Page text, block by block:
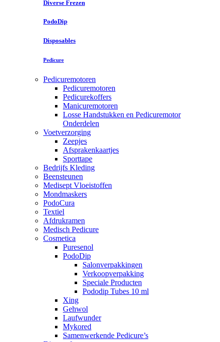
Diverse Frezen
PodoDip
Disposables
Pedicure
Pedicuremotoren
Pedicuremotoren
Pedicurekoffers
Manicuremotoren
Losse Handstukken en Pedicuremotor
Onderdelen
Voetverzorging
Zeepjes
Afsprakenkaartjes
Sporttape
Bedrijfs Kleding
Beensteunen
Medisept Vloeistoffen
Mondmaskers
PodoCura
Textiel
Afdrukramen
Medisch Pedicure
Cosmetica
Puresenol
PodoDip
Salonverpakkingen
Verkoopverpakking
Speciale Producten
Pododip Tubes 10 ml
Xing
Gehwol
Laufwunder
Mykored
Samenwerkende Pedicure’s